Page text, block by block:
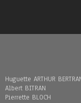
Huguette ARTHUR
Albert BITRAN
Pierrette BLOCH